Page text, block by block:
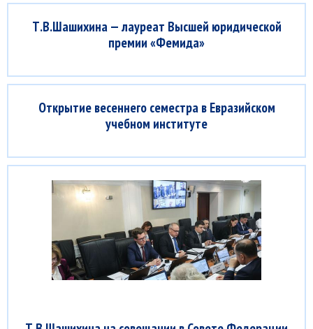
Т.В.Шашихина — лауреат Высшей юридической
премии «Фемида»
Открытие весеннего семестра в Евразийском
учебном институте